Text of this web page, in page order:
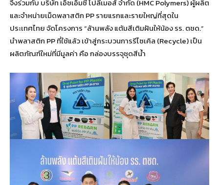
จึงร่วมกับ บริษัท เอ็ชเอ็มซี โปลีเมอส์ จำกัด (HMC Polymers) ผู้ผลิต
และจำหน่ายเม็ดพลาสติก PP รายแรกและรายใหญ่ที่สุดใน
ประเทศไทย จัดโครงการ “ล้านพลัง แต้มสีเติมฝันให้น้อง รร. ตชด.”
นำพลาสติก PP ที่ใช้แล้ว เข้าสู่กระบวนการรีไซเคิล (Recycle) เป็น
ผลิตภัณฑ์ใหม่ที่มีมูลค่า คือ กล่องบรรจุชุดสีน้ำ